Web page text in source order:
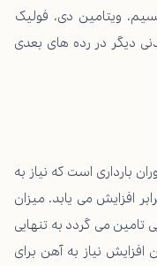
ویتامین دی، فولیک
دیگر در رده های بعدی
بارداری است که نیاز به
افزایش می یابد. میزان
تامین می گردد به تنهایی
افزایش نیاز به آهن برای